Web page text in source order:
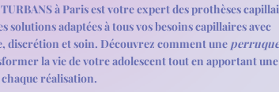
à Paris est votre expert des prothèses
solutions adaptées à tous vos besoins capillaires avec
discrétion et soin. Découvrez comment une
la vie de votre adolescent tout en apportant
réalisation.